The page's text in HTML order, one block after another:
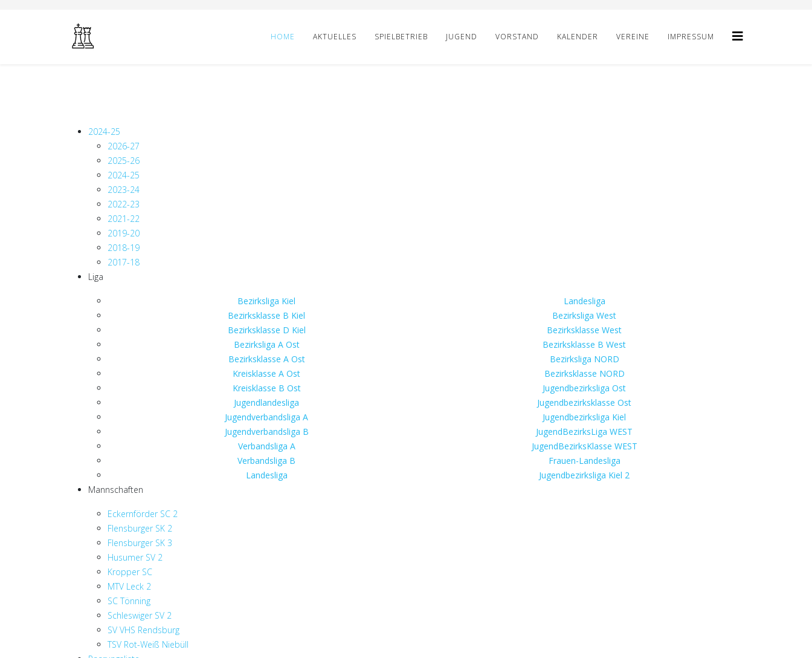
HOME AKTUELLES SPIELBETRIEB JUGEND VORSTAND KALENDER VEREINE IMPRESSUM
2024-25
2026-27
2025-26
2024-25
2023-24
2022-23
2021-22
2019-20
2018-19
2017-18
Liga
Bezirksliga Kiel
Landesliga
Bezirksklasse B Kiel
Bezirksliga West
Bezirksklasse D Kiel
Bezirksklasse West
Bezirksliga A Ost
Bezirksklasse B West
Bezirksklasse A Ost
Bezirksliga NORD
Kreisklasse A Ost
Bezirksklasse NORD
Kreisklasse B Ost
Jugendbezirksliga Ost
Jugendlandesliga
Jugendbezirksklasse Ost
Jugendverbandsliga A
Jugendbezirksliga Kiel
Jugendverbandsliga B
JugendBezirksLiga WEST
Verbandsliga A
JugendBezirksKlasse WEST
Verbandsliga B
Frauen-Landesliga
Landesliga
Jugendbezirksliga Kiel 2
Mannschaften
Eckernförder SC 2
Flensburger SK 2
Flensburger SK 3
Husumer SV 2
Kropper SC
MTV Leck 2
SC Tönning
Schleswiger SV 2
SV VHS Rendsburg
TSV Rot-Weiß Niebüll